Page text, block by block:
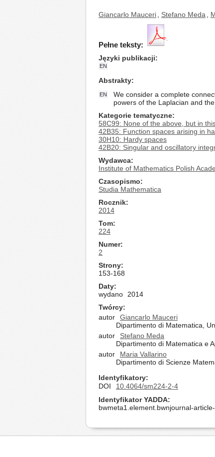
Giancarlo Mauceri Stefano Meda
Pełne teksty:
Języki publikacji
EN
Abstrakty
EN
We consider a complete
powers of the Laplacian and
Kategorie tematyczne
58C99: None of the above, but in
42B35: Function spaces arising in
30H10: Hardy spaces
42B20: Singular and oscillatory
Wydawca
Institute of Mathematics Polish
Czasopismo
Studia Mathematica
Rocznik
2014
Tom
224
Numer
2
Strony
153-168
Daty
wydano
2014
Twórcy
autor
Giancarlo Mauceri
Dipartimento di Matematica,
autor
Stefano Meda
Dipartimento di Matematica e
autor
Maria Vallarino
Dipartimento di Scienze
Identyfikatory
DOI
10.4064/sm224-2-4
Identyfikator YADDA
bwmeta1.element.bwnjournal-